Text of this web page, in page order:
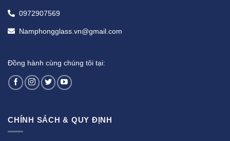
0972907569
Namphongglass.vn@gmail.com
Đồng hành cùng chúng tôi tại:
CHÍNH SÁCH & QUY ĐỊNH